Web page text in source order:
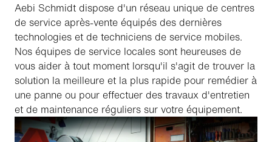
Aebi Schmidt dispose d'un réseau unique de centres
de service après-vente équipés des dernières
technologies et de techniciens de service mobiles.
Nos équipes de service locales sont heureuses de
vous aider à tout moment lorsqu'il s'agit de trouver la
solution la meilleure et la plus rapide pour remédier à
une panne ou pour effectuer des travaux d'entretien
et de maintenance réguliers sur votre équipement.